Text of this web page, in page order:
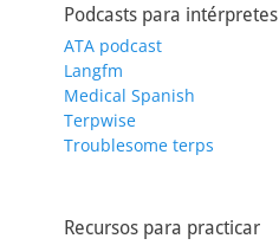
Podcasts para intérpretes
ATA podcast
Langfm
Medical Spanish
Terpwise
Troublesome terps
Recursos para practicar